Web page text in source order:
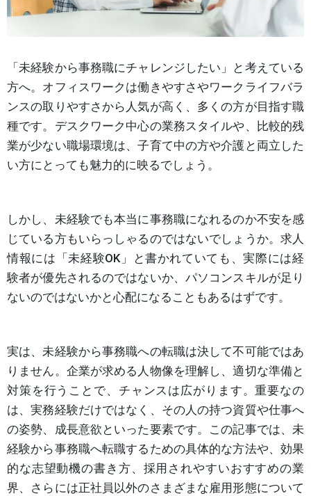
「未経験から事務職にチャレンジしたい」と考えている
方へ。オフィスワークは働きやすさやワークライフバラ
ンスの取りやすさから人気が高く、多くの方が目指す職
種です。デスクワーク中心の業務スタイルや、比較的残
業が少ない職場環境は、子育て中の方や介護と両立した
い方にとっても魅力的に映るでしょう。
しかし、未経験でも本当に事務職になれるのか不安を感
じている方もいらっしゃるのではないでしょうか。求人
情報には「未経験OK」と書かれていても、実際には経
験者が優先されるのではないか、パソコンスキルが足り
ないのではないかと心配になることもあるはずです。
実は、未経験から事務職への転職は決して不可能ではあ
りません。企業が求める人物像を理解し、適切な準備と
対策を行うことで、チャンスは広がります。重要なの
は、実務経験だけではなく、その人の持つ資質や仕事へ
の姿勢、成長意欲といった要素です。この記事では、未
経験から事務職へ転職するための具体的な方法や、効果
的な志望動機の書き方、採用されやすいおすすめの業
界、さらには正社員以外のさまざまな雇用形態について